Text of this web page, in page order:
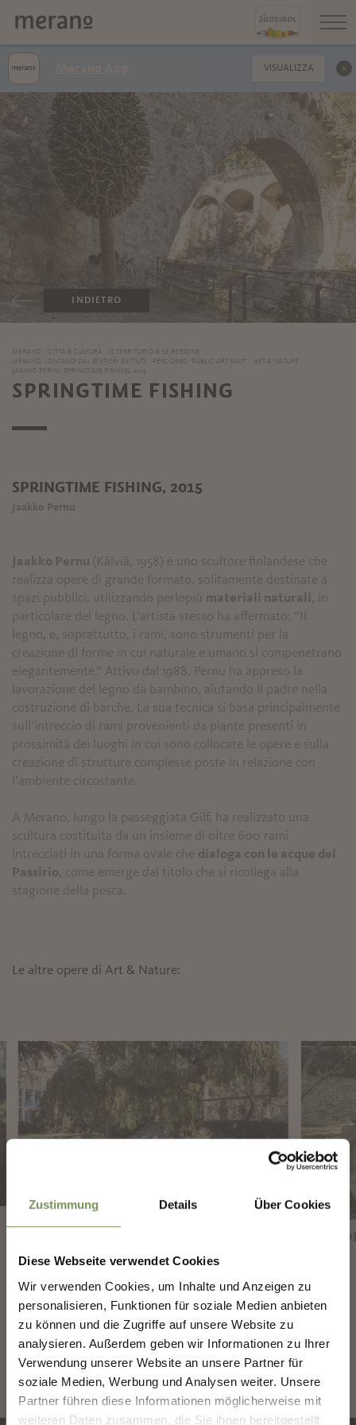
Zustimmung Details Über Cookies
Diese Webseite verwendet Cookies
Wir verwenden Cookies, um Inhalte und Anzeigen zu
personalisieren, Funktionen für soziale Medien anbieten
zu können und die Zugriffe auf unsere Website zu
analysieren. Außerdem geben wir Informationen zu Ihrer
Verwendung unserer Website an unsere Partner für
soziale Medien, Werbung und Analysen weiter. Unsere
Partner führen diese Informationen möglicherweise mit
weiteren Daten zusammen, die Sie ihnen bereitgestellt
INDIETRO
MERANO CITTÀ & CULTURA
IL TERRITORIO & LE PERSONE
MERANO: LONTANO DAI SENTIERI BATTUTI
PERCORSO "PUBLIC ART MAP"
ART & NATURE
JAAKKO PERNU, SPRINGTIME FISHING, 2015
SPRINGTIME FISHING
SPRINGTIME FISHING, 2015
Jaakko Pernu
Jaakko Pernu (Kälviä, 1958) è uno scultore finlandese che
realizza opere di grande formato, solitamente destinate a
spazi pubblici, utilizzando perlopiù materiali naturali
, in
particolare del legno. L’artista stesso ha affermato: “Il
legno, e, soprattutto, i rami, sono strumenti per la
creazione di forme in cui naturale e umano si compenetrano
elegantemente.” Attivo dal 1988, Pernu ha appreso la
lavorazione del legno da bambino, aiutando il padre nella
costruzione di barche. La sua tecnica si basa principalmente
sull’intreccio di rami provenienti da piante presenti in
prossimità dei luoghi in cui sono collocate le opere e sulla
creazione di strutture complesse poste in relazione con
l’ambiente circostante.
A Merano, lungo la passeggiata Gilf, ha realizzato una
scultura costituita da un insieme di oltre 600 rami
intrecciati in una forma ovale che dialoga con le acque del
Passirio , come emerge dal titolo che si ricollega alla
stagione della pesca.
Le altre opere di Art & Nature:
Qui trovate le altre opere d'arte:
VISUALIZZA
✖
COSTRUIAMO INSIEME IL
FUTURO DI MERANO.
COSTRUIAMO INSIEME IL FUTURO DI
MERANO.
La tua opinione conta. Scansiona, condividi, fai la
differenza.